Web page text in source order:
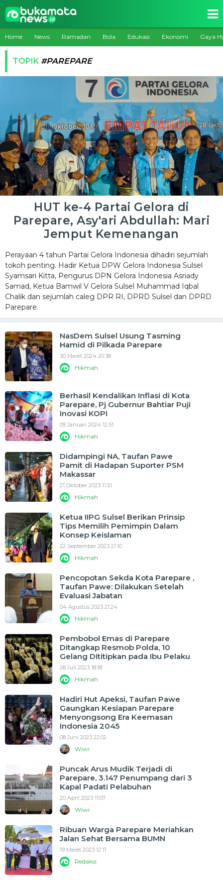
Home News Ramadan Bola Edukasi Ekonomi Gaya
TOPIK #PAREPARE
HUT ke-4 Partai Gelora di
Parepare, Asy'ari Abdullah: Mari
Jemput Kemenangan
Perayaan 4 tahun Partai Gelora Indonesia dihadiri sejumlah
tokoh penting. Hadir Ketua DPW Gelora Indonesia Sulsel
Syamsari Kitta, Pengurus DPN Gelora Indonesia Asriady
Samad, Ketua Bamwil V Gelora Sulsel Muhammad Iqbal
Chalik dan sejumlah caleg DPR RI, DPRD Sulsel dan DPRD
Parepare.
NasDem Sulsel Usung Tasming
Hamid di Pilkada Parepare
30 Maret 2024 20:38
Hikmah
Berhasil Kendalikan Inflasi di Kota
Parepare, Pj Gubernur Bahtiar Puji
Inovasi KOPI
09 Januari 2024 12:51
Hikmah
Didampingi NA, Taufan Pawe
Pamit di Hadapan Suporter PSM
Makassar
21 Oktober 2023 11:51
Hikmah
Ketua IIPG Sulsel Berikan Prinsip
Tips Memilih Pemimpin Dalam
Konsep Keislaman
22 September 2023 21:10
Hikmah
Pencopotan Sekda Kota Parepare ,
Taufan Pawe: Dilakukan Setelah
Evaluasi Jabatan
04 Agustus 2023 21:24
Hikmah
Pembobol Emas di Parepare
Ditangkap Resmob Polda, 10
Gelang Dititipkan pada Ibu Pelaku
28 Juli 2023 18:18
Hikmah
Hadiri Hut Apeksi, Taufan Pawe
Gaungkan Kesiapan Parepare
Menyongsong Era Keemasan
Indonesia 2045
08 Juni 2023 22:02
Wiwi
Puncak Arus Mudik Terjadi di
Parepare, 3.147 Penumpang dari 3
Kapal Padati Pelabuhan
20 April 2023 11:07
Wiwi
Ribuan Warga Parepare Meriahkan
Jalan Sehat Bersama BUMN
19 Maret 2023 12:11
Redaksi